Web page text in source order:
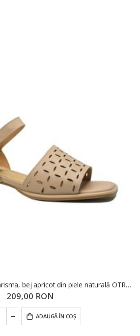
Sandale casual damă Karisma, bej apricot din piele naturală OTR60001
209,00 RON
ADAUGĂ ÎN COȘ